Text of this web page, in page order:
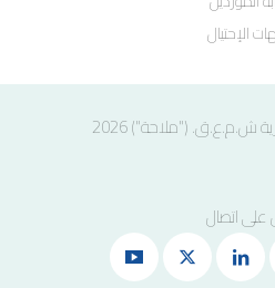
الإحتيال
ش.م.ع.ق. ("ملاحة") 2026
على اتصال